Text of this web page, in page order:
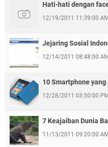
Hati-hati dengan
12/19/2011 11:39:00 AM
Jejaring Sosial
12/14/2011 08:48:00 AM
10 Smartphone
12/28/2011 03:50:00 PM
7 Keajaiban Dunia
11/13/2011 09:20:00 AM